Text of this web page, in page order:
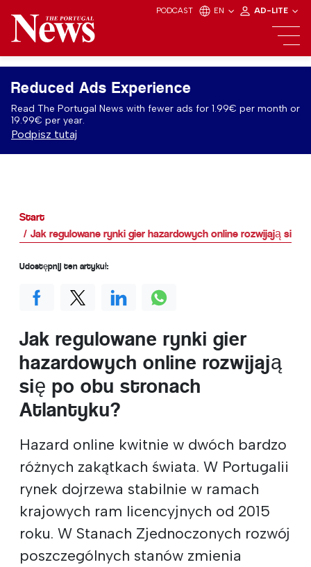
PODCAST EN AD-LITE
Reduced Ads Experience
Read The Portugal News with fewer ads for 1.99€ per month or
19.99€ per year.
Podpisz tutaj
Start
Jak regulowane rynki gier hazardowych online rozwijają się
Jak regulowane rynki gier
hazardowych online rozwijają
się po obu stronach
Atlantyku?
Hazard online kwitnie w dwóch bardzo
różnych zakątkach świata. W Portugalii
rynek dojrzewa stabilnie w ramach
krajowych ram licencyjnych od 2015
roku. W Stanach Zjednoczonych rozwój
poszczególnych stanów zmienia
Udostępnij ten artykuł: